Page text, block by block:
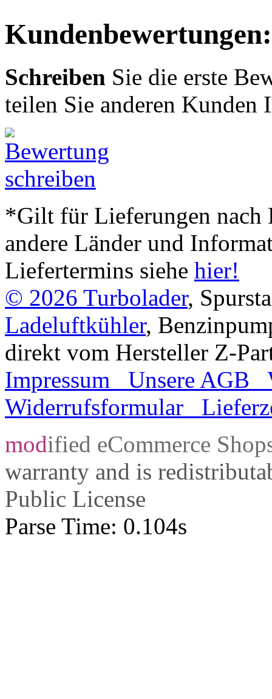
Kundenbewertungen:
Schreiben Sie die erste
teilen Sie anderen
*Gilt für Lieferungen nach
andere Länder und
Liefertermins siehe hier!
© 2026 Turbolader,
Ladeluftkühler,
direkt vom Hersteller Z-
Impressum
Unsere AGB
Widerrufsformular
modified eCommerce
warranty and is
Public License
Parse Time: 0.104s